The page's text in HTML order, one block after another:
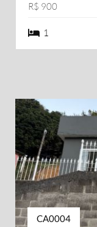
R$ 900
1 dormiórios
1
CA0004